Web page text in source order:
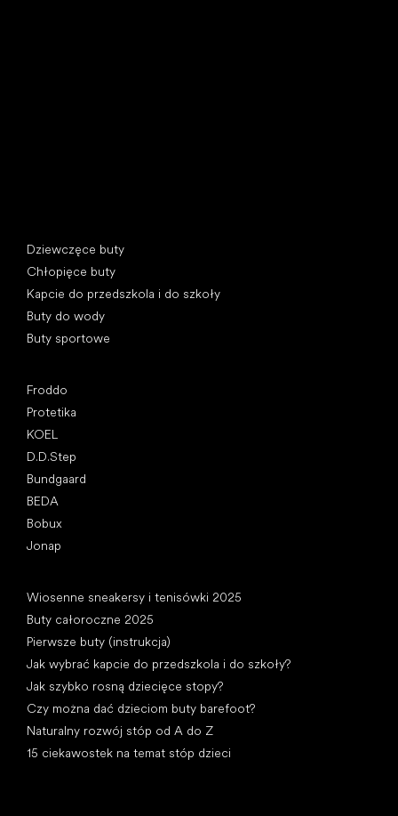
Dziewczęce buty
Chłopięce buty
Kapcie do przedszkola i do szkoły
Buty do wody
Buty sportowe
Froddo
Protetika
KOEL
D.D.Step
Bundgaard
BEDA
Bobux
Jonap
Wiosenne sneakersy i tenisówki 2025
Buty całoroczne 2025
Pierwsze buty (instrukcja)
Jak wybrać kapcie do przedszkola i do szkoły?
Jak szybko rosną dziecięce stopy?
Czy można dać dzieciom buty barefoot?
Naturalny rozwój stóp od A do Z
15 ciekawostek na temat stóp dzieci